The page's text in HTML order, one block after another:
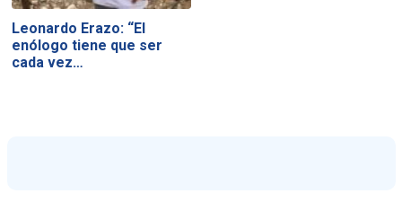
Leonardo Erazo: “El
enólogo tiene que ser
cada vez…